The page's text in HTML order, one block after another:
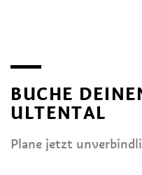
BUCHE
ULTENTAL
Plane jetzt